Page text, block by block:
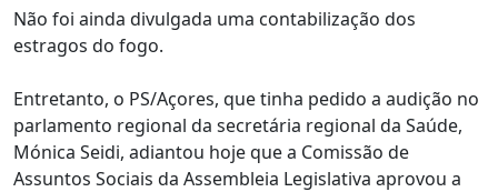
Não foi ainda divulgada uma contabilização dos
estragos do fogo.
Entretanto, o PS/Açores, que tinha pedido a audição no
parlamento regional da secretária regional da Saúde,
Mónica Seidi, adiantou hoje que a Comissão de
Assuntos Sociais da Assembleia Legislativa aprovou a